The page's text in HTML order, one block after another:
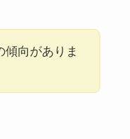
傾向がありま